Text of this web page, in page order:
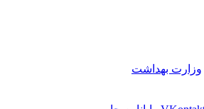
وزارت بهداشت